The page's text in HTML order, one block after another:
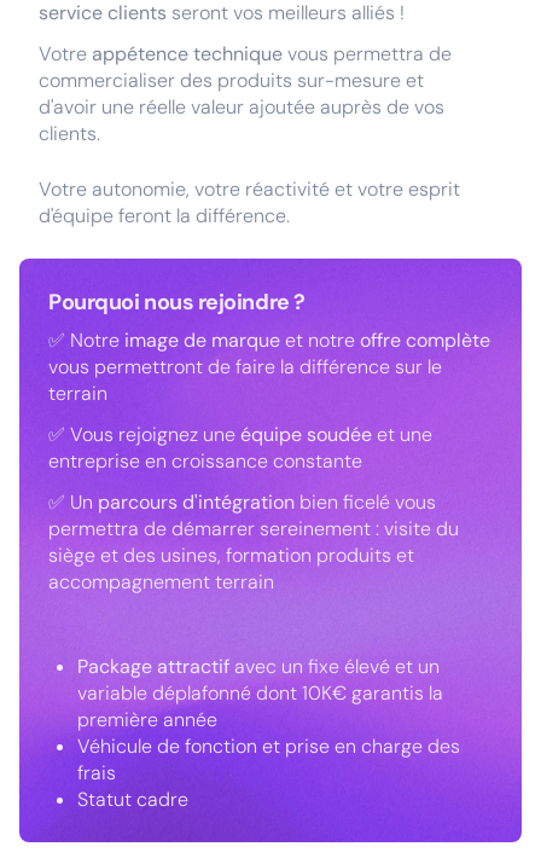
service clients seront vos meilleurs alliés !
Votre appétence techniquevous permettra de
commercialiser des produits sur-mesure et
d'avoir une réelle valeur ajoutée auprès de vos
clients.
Votre autonomie, votre réactivité et votre esprit
d'équipe feront la différence.
Pourquoi nous rejoindre ?
✅ Notre image de marqueet notreoffre complète
vous permettront de faire la différence sur le
terrain
✅ Vous rejoignez uneéquipe soudéeet une
entreprise en croissance constante
✅ Un parcours d'intégration bien ficelé vous
permettra de démarrer sereinement : visite du
siège et des usines, formation produits et
accompagnement terrain
Package attractif avec un fixe élevé et un
variable déplafonné dont 10K€ garantis la
première année
Véhicule de fonction et prise en charge des
frais
Statut cadre